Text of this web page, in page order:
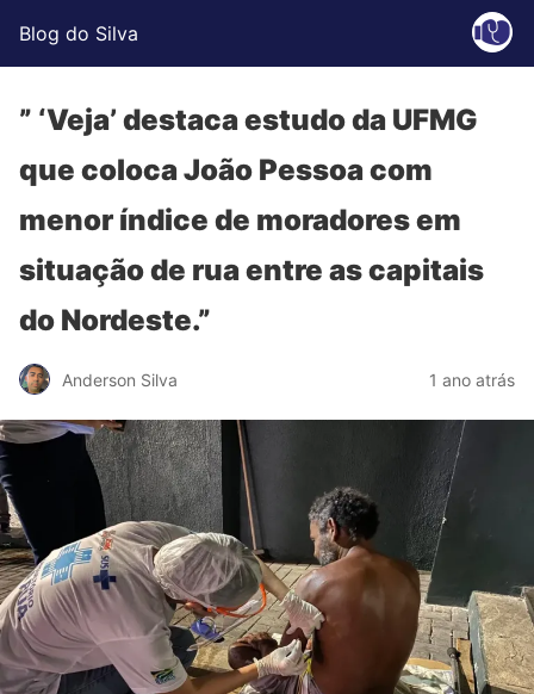
Blog do Silva
” ‘Veja’ destaca estudo da UFMG
que coloca João Pessoa com
menor índice de moradores em
situação de rua entre as capitais
do Nordeste.”
Anderson Silva 1 ano atrás